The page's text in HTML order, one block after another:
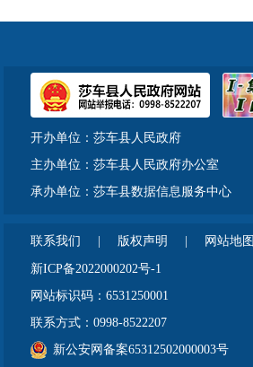
开办单位：莎车县人民政府
主办单位：莎车县人民政府办公室
承办单位：莎车县数据信息服务中心
联系我们 版权声明 网站地图
新ICP备2022000202号-1
网站标识码：6531250001
联系方式：0998-8522207
新公安网备案65312502000003号